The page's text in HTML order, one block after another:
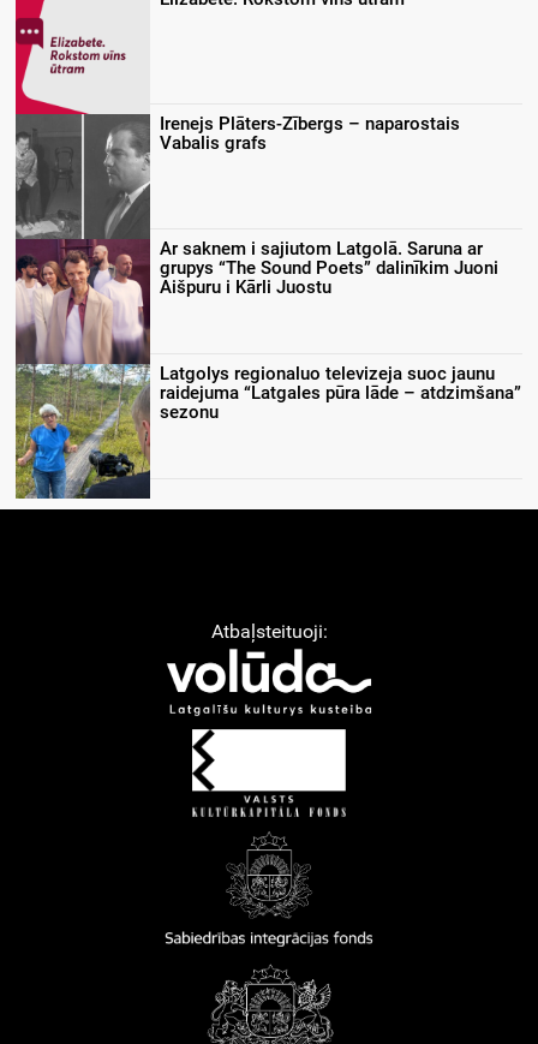
Irenejs Plāters-Zībergs – naparostais
Vabalis grafs
Ar saknem i sajiutom Latgolā. Saruna ar
grupys “The Sound Poets” dalinīkim Juoni
Aišpuru i Kārli Juostu
Latgolys regionaluo televizeja suoc jaunu
raidejuma “Latgales pūra lāde – atdzimšana”
sezonu
Atbaļsteituoji: